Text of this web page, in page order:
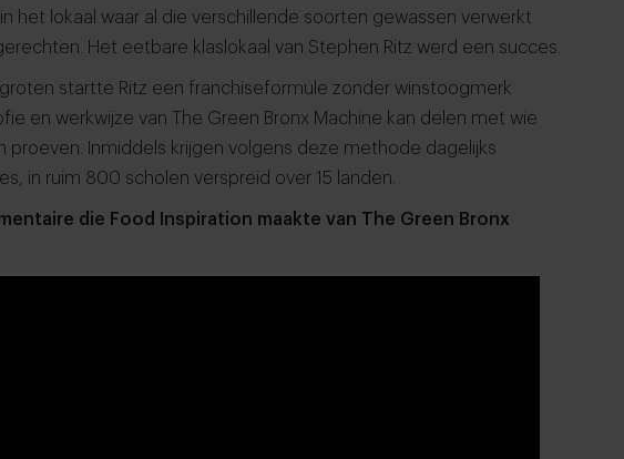
het lokaal waar al die verschillende soorten gewassen verwerkt
Het eetbare klaslokaal van Stephen Ritz werd een succes.
startte Ritz een franchiseformule zonder winstoogmerk
en werkwijze van The Green Bronx Machine kan delen met wie
proeven. Inmiddels krijgen volgens deze methode dagelijks
in ruim 800 scholen verspreid over 15 landen.
die Food Inspiration maakte van The Green Bronx